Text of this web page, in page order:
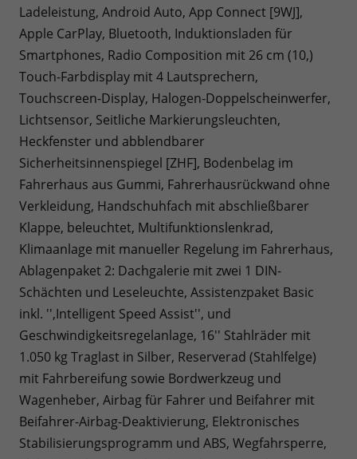
Ladeleistung, Android Auto, App Connect [9WJ],
Apple CarPlay, Bluetooth, Induktionsladen für
Smartphones, Radio Composition mit 26 cm (10,)
Touch-Farbdisplay mit 4 Lautsprechern,
Touchscreen-Display, Halogen-Doppelscheinwerfer,
Lichtsensor, Seitliche Markierungsleuchten,
Heckfenster und abblendbarer
Sicherheitsinnenspiegel [ZHF], Bodenbelag im
Fahrerhaus aus Gummi, Fahrerhausrückwand ohne
Verkleidung, Handschuhfach mit abschließbarer
Klappe, beleuchtet, Multifunktionslenkrad,
Klimaanlage mit manueller Regelung im Fahrerhaus,
Ablagenpaket 2: Dachgalerie mit zwei 1 DIN-
Schächten und Leseleuchte, Assistenzpaket Basic
inkl. '',Intelligent Speed Assist'', und
Geschwindigkeitsregelanlage, 16'' Stahlräder mit
1.050 kg Traglast in Silber, Reserverad (Stahlfelge)
mit Fahrbereifung sowie Bordwerkzeug und
Wagenheber, Airbag für Fahrer und Beifahrer mit
Beifahrer-Airbag-Deaktivierung, Elektronisches
Stabilisierungsprogramm und ABS, Wegfahrsperre,